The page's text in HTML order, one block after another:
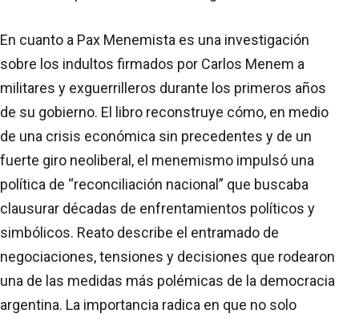
En cuanto a Pax Menemista es una investigación
sobre los indultos firmados por Carlos Menem a
militares y exguerrilleros durante los primeros años
de su gobierno. El libro reconstruye cómo, en medio
de una crisis económica sin precedentes y de un
fuerte giro neoliberal, el menemismo impulsó una
política de “reconciliación nacional” que buscaba
clausurar décadas de enfrentamientos políticos y
simbólicos. Reato describe el entramado de
negociaciones, tensiones y decisiones que rodearon
una de las medidas más polémicas de la democracia
argentina. La importancia radica en que no solo